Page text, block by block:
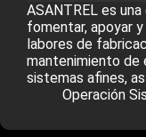
ASANTREL es
fomentar, apoyar
labores de
mantenimiento de
sistemas afines,
Operación